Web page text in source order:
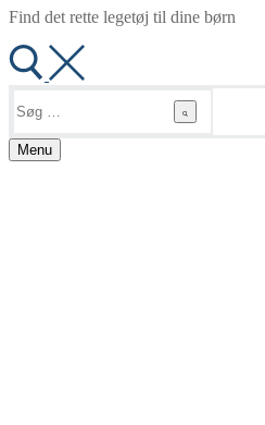
Find det rette legetøj til dine børn
efter:
Menu